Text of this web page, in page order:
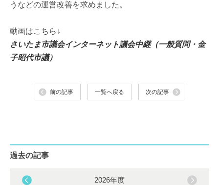
うなどの運営改善を求めました。
動画はこちら↓
さいたま市議会インターネット議会中継（一般質問・金
子昭代市議）
前の記事 一覧へ戻る 次の記事
過去の記事
2026年度